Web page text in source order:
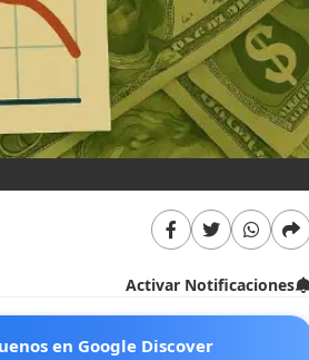
Activar Notificaciones
en Google Discover